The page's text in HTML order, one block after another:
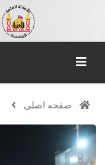
صفحه اصلی